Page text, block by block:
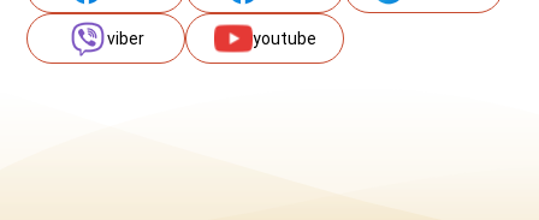
viber youtube